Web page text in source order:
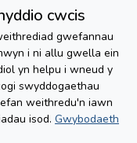
cwcis
gwefannau
i ni allu gwella ein
yn helpu i wneud y
swyddogaethau
weithredu'n iawn
isod. Gwybodaeth